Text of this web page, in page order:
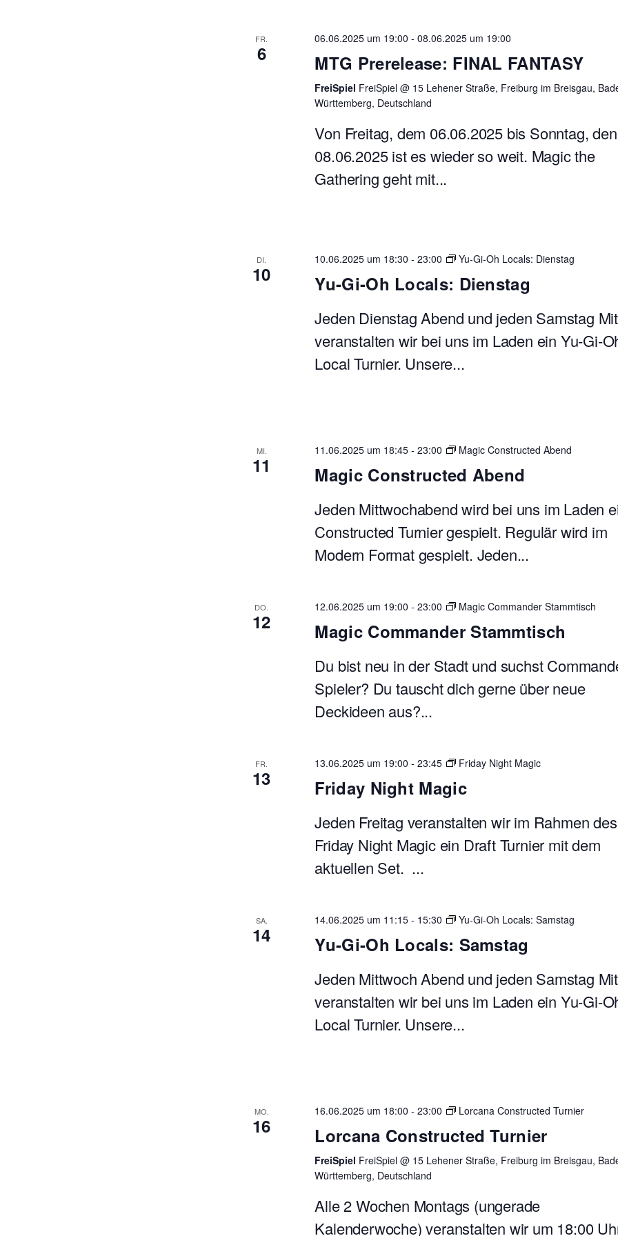
FR.
6
06.06.2025 um 19:00 -08.06.2025 um 19:00
MTG Prerelease: FINAL FANTASY
FreiSpiel FreiSpiel @ 15 Lehener Straße, Freiburg im Breisgau,
Württemberg, Deutschland
Von Freitag, dem 06.06.2025 bis Sonntag, den
08.06.2025 ist es wieder so weit. Magic the
Gathering geht mit...
DI.
10
10.06.2025 um 18:30 -23:00 Yu-Gi-Oh Locals: Dienstag
Yu-Gi-Oh Locals: Dienstag
Jeden Dienstag Abend und jeden Samstag
veranstalten wir bei uns im Laden ein Yu-Gi-
Local Turnier. Unsere...
MI.
11
11.06.2025 um 18:45 -23:00 Magic Constructed Abend
Magic Constructed Abend
Jeden Mittwochabend wird bei uns im Laden
Constructed Turnier gespielt. Regulär wird im
Modern Format gespielt. Jeden...
DO.
12
12.06.2025 um 19:00 -23:00 Magic Commander Stammtisch
Magic Commander Stammtisch
Du bist neu in der Stadt und suchst
Spieler? Du tauscht dich gerne über neue
Deckideen aus?...
FR.
13
13.06.2025 um 19:00 -23:45 Friday Night Magic
Friday Night Magic
Jeden Freitag veranstalten wir im Rahmen des
Friday Night Magic ein Draft Turnier mit dem
aktuellen Set. ...
SA.
14
14.06.2025 um 11:15 - 15:30 Yu-Gi-Oh Locals: Samstag
Yu-Gi-Oh Locals: Samstag
Jeden Mittwoch Abend und jeden Samstag
veranstalten wir bei uns im Laden ein Yu-Gi-
Local Turnier. Unsere...
MO.
16
16.06.2025 um 18:00 -23:00 Lorcana Constructed Turnier
Lorcana Constructed Turnier
FreiSpiel FreiSpiel @ 15 Lehener Straße, Freiburg im Breisgau,
Württemberg, Deutschland
Alle 2 Wochen Montags (ungerade
Kalenderwoche) veranstalten wir um 18:00